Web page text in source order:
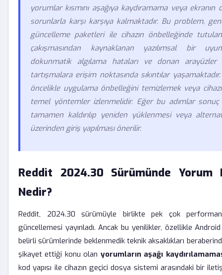
yorumlar kısmını aşağıya kaydıramama veya
sorunlarla karşı karşıya kalmaktadır. Bu problem,
güncelleme paketleri ile cihazın önbelleğinde
çakışmasından kaynaklanan yazılımsal bir
dokunmatik algılama hataları ve donan
tartışmalara erişim noktasında sıkıntılar
öncelikle uygulama önbelleğini temizlemek veya
temel yöntemler izlenmelidir. Eğer bu adımlar sonuç
tamamen kaldırılıp yeniden yüklenmesi veya
üzerinden giriş yapılması önerilir.
Reddit 2024.30 Sürümünde Yorum
Nedir?
Reddit, 2024.30 sürümüyle birlikte pek çok
güncellemesi yayınladı. Ancak bu yenilikler, özellikle
belirli sürümlerinde beklenmedik teknik aksaklıkları
şikayet ettiği konu olan yorumların aşağı
kod yapısı ile cihazın geçici dosya sistemi arasındaki bir